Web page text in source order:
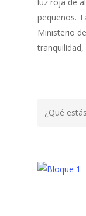
pequeños.
Ministerio